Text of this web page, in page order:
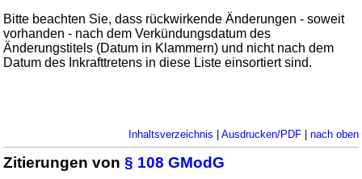
Bitte beachten Sie, dass rückwirkende Änderungen - soweit
vorhanden - nach dem Verkündungsdatum des
Änderungstitels (Datum in Klammern) und nicht nach dem
Datum des Inkrafttretens in diese Liste einsortiert sind.
Inhaltsverzeichnis Ausdrucken/PDF| nach oben
Zitierungen von§ 108 GModG